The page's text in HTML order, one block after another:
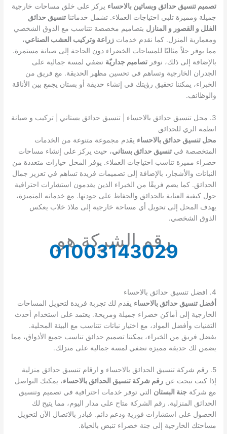
تصميم تنسيق حدائق وبساتين بالاحساء يركز على خلق مساحات خارجية
جميلة ومميزة تلبي احتياجات العملاء. تشمل خدماتناتنسيق حدائق
الفلل و القصور و المنازل بتصاميم مخصصة تتناسب مع الذوق الشخصي
ومعمارية المنزل. كما نقدم خدماتزراعة وتركيب العشب الصناعي،
مما يوفر حلاً مثاليًا للمساحات الخضراء دون الحاجة إلى صيانة مستمرة.
بالإضافة إلى ذلك، نوفرتصاميم جداريّة تضفي لمسة جمالية على
الجدران الخارجية وتساهم في تحسين مظهر الحديقة. مع فريق من
الخبراء، يمكننا تحقيق رؤيتك في إنشاء حديقة أو بستان يجمع بين الأناقة
والوظائف.
3. محل تنسيق حدائق بالاحساء | تنسيق حدائق بستاني | تركيب و صيانة
انظمة الري للحدائق
محل تنسيق حدائق بالاحساء يقدم مجموعة متنوعة من الخدمات
المتخصصة فيتنسيق حدائق بستاني، حيث يركز على إنشاء مساحات
خضراء مميزة تناسب احتياجات العملاء. يوفر المحل خيارات متعددة من
النباتات والأشجار، بالإضافة إلى تصميمات فريدة تساهم في تعزيز جمال
الحدائق. كما يضم فريقًا من الخبراء الذين يقدمون استشارات احترافية
حول كيفية العناية بالحدائق والحفاظ على جودتها. مع خدماته المتميزة،
يهدف المحل إلى تحويل أي مساحة خارجية إلى ملاذ خلاب يعكس
الذوق الشخصي.
رقم الشركة هو
01003143029
4. افضل تنسيق حدائق بالاحساء
أفضل تنسيق حدائق بالاحساء يقدم لك تجربة فريدة لتحويل المساحات
الخارجية إلى أماكن خضراء جميلة ومريحة. يعتمد على استخدام أحدث
التقنيات وأفضل المواد، مع اختيار نباتات تتناسب مع البيئة المحلية.
بفضل فريق من الخبراء، يمكننا تصميم حدائق تناسب جميع الأذواق، مما
يضمن لك حديقة مميزة تضفي لمسة جمالية على منزلك.
5. رقم شركة تنسيق الحدائق بالاحساء و ارقام تنسيق حدائق منزلية
إذا كنت تبحث عنرقم شركة تنسيق الحدائق بالاحساء، يمكنك التواصل
مع شركة جنة البستان التي توفر خدمات احترافية في تصميم وتنسيق
الحدائق المنزلية. رقم الشركة متاح على مدار اليوم، مما يتيح لك
الحصول على استشارات فورية ودعم دائم. فبادر بالاتصال الآن لتحويل
مساحتك الخارجية إلى جنة خضراء تنبض بالحياة.